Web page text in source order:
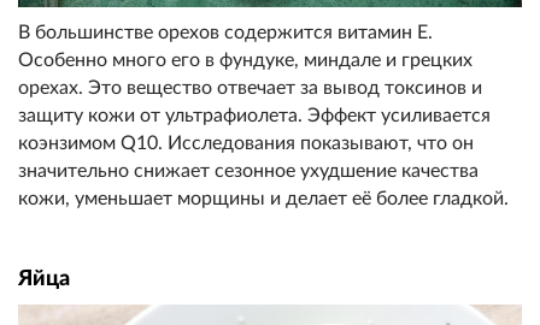
В большинстве орехов содержится витамин Е.
Особенно много его в фундуке, миндале и грецких
орехах. Это вещество отвечает за вывод токсинов и
защиту кожи от ультрафиолета. Эффект усиливается
коэнзимом Q10. Исследования показывают, что он
значительно снижает сезонное ухудшение качества
кожи, уменьшает морщины и делает её более гладкой.
Яйца